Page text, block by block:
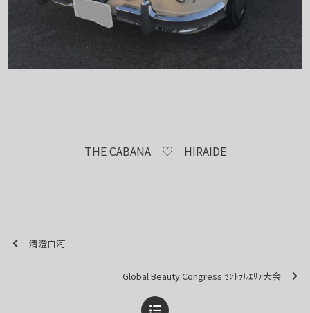
THE CABANA ♡ HIRAIDE
清澄白河
Global Beauty Congress ｾﾝﾄﾗﾙｴﾘｱ大会